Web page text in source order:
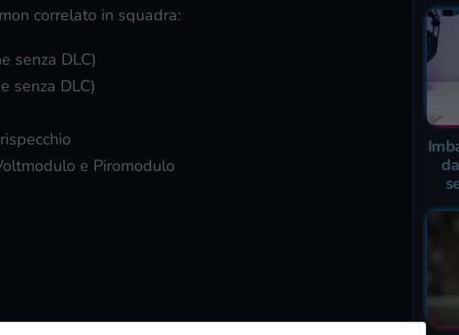
correlato in squadra:
senza DLC)
senza DLC)
e Piromodulo